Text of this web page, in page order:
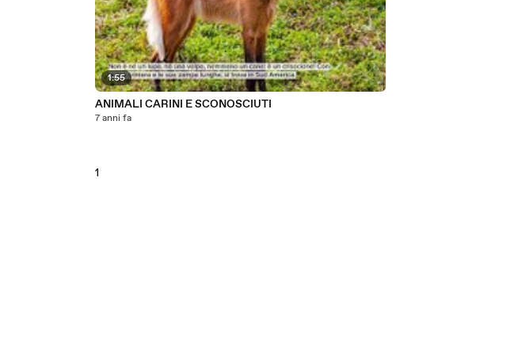
1:55
ANIMALI CARINI E SCONOSCIUTI
7 anni fa
1